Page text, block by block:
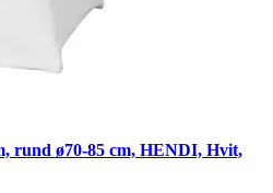
rund ø70-85 cm, HENDI, Hvit,